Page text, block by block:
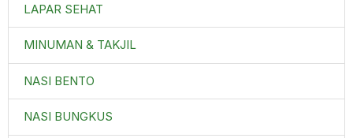
LAPAR SEHAT
MINUMAN & TAKJIL
NASI BENTO
NASI BUNGKUS